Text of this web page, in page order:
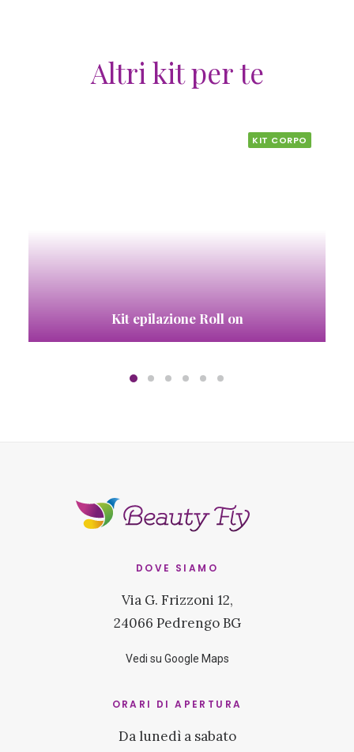
Altri kit per te
Kit Inebrya Color
DOVE SIAMO
Via G. Frizzoni 12,
24066 Pedrengo BG
Vedi su Google Maps
ORARI DI APERTURA
Da lunedì a sabato